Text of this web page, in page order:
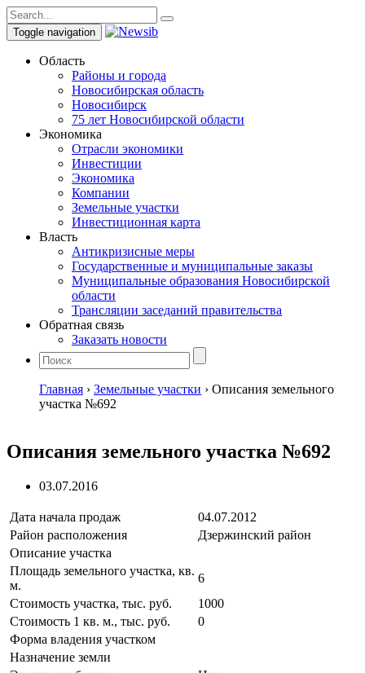
Toggle navigation
Область
Районы и города
Новосибирская область
Новосибирск
75 лет Новосибирской области
Экономика
Отрасли экономики
Инвестиции
Экономика
Компании
Земельные участки
Инвестиционная карта
Власть
Антикризисные меры
Государственные и муниципальные заказы
Муниципальные образования Новосибирской
области
Трансляции заседаний правительства
Обратная связь
Заказать новости
Главная › Земельные участки › Описания земельного
участка №692
Описания земельного участка №692
03.07.2016
Дата начала продаж
04.07.2012
Район расположения
Дзержинский район
Описание участка
Площадь земельного участка, кв.
м.
6
Стоимость участка, тыс. руб.
1000
Стоимость 1 кв. м., тыс. руб.
0
Форма владения участком
Назначение земли